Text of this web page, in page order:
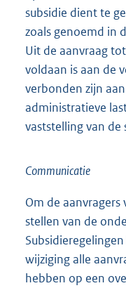
subsidie dient te
zoals genoemd in
Uit de aanvraag
voldaan is aan de
verbonden zijn
administratieve
vaststelling van de
Communicatie
Om de
stellen van de
wijziging alle
hebben op een